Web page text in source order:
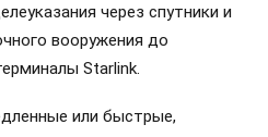
через спутники и
вооружения до
Starlink.
или быстрые,